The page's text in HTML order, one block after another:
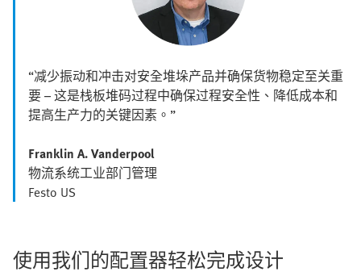
“减少振动和冲击对安全堆垛产品并确保货物稳定至关重
要 – 这是栈板堆码过程中确保过程安全性、降低成本和
提高生产力的关键因素。”
Franklin A. Vanderpool
物流系统工业部门管理
Festo US
使用我们的配置器轻松完成设计